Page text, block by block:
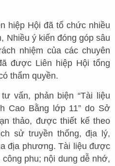
hiệp Hội đã tổ chức nhiều
Nhiều ý kiến đóng góp sâu
nhiệm của các chuyên
được Liên hiệp Hội tổng
thẩm quyền.
vấn, phản biện “Tài liệu
Cao Bằng lớp 11” do Sở
thảo, được thiết kế theo
sử truyền thống, địa lý,
địa phương. Tài liệu được
phu; nội dung dễ nhớ,